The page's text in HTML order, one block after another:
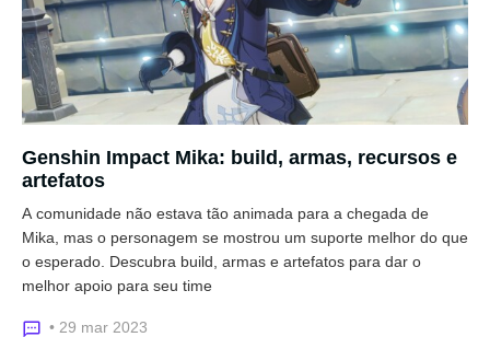
Genshin Impact Mika: build, armas, recursos e
artefatos
A comunidade não estava tão animada para a chegada de
Mika, mas o personagem se mostrou um suporte melhor do que
o esperado. Descubra build, armas e artefatos para dar o
melhor apoio para seu time
• 29 mar 2023